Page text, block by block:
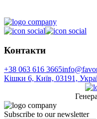
Контакти
+38 063 616 3665
Кішки 6, Київ, 03191,
Subscribe to our newsletter